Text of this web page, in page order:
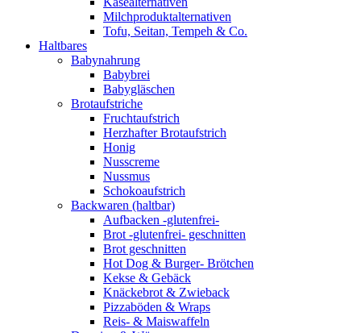
Milchproduktalternativen
Tofu, Seitan, Tempeh & Co.
Haltbares
Babynahrung
Babybrei
Babygläschen
Brotaufstriche
Fruchtaufstrich
Herzhafter Brotaufstrich
Honig
Nusscreme
Nussmus
Schokoaufstrich
Backwaren (haltbar)
Aufbacken -glutenfrei-
Brot -glutenfrei- geschnitten
Brot geschnitten
Hot Dog & Burger- Brötchen
Kekse & Gebäck
Knäckebrot & Zwieback
Pizzaböden & Wraps
Reis- & Maiswaffeln